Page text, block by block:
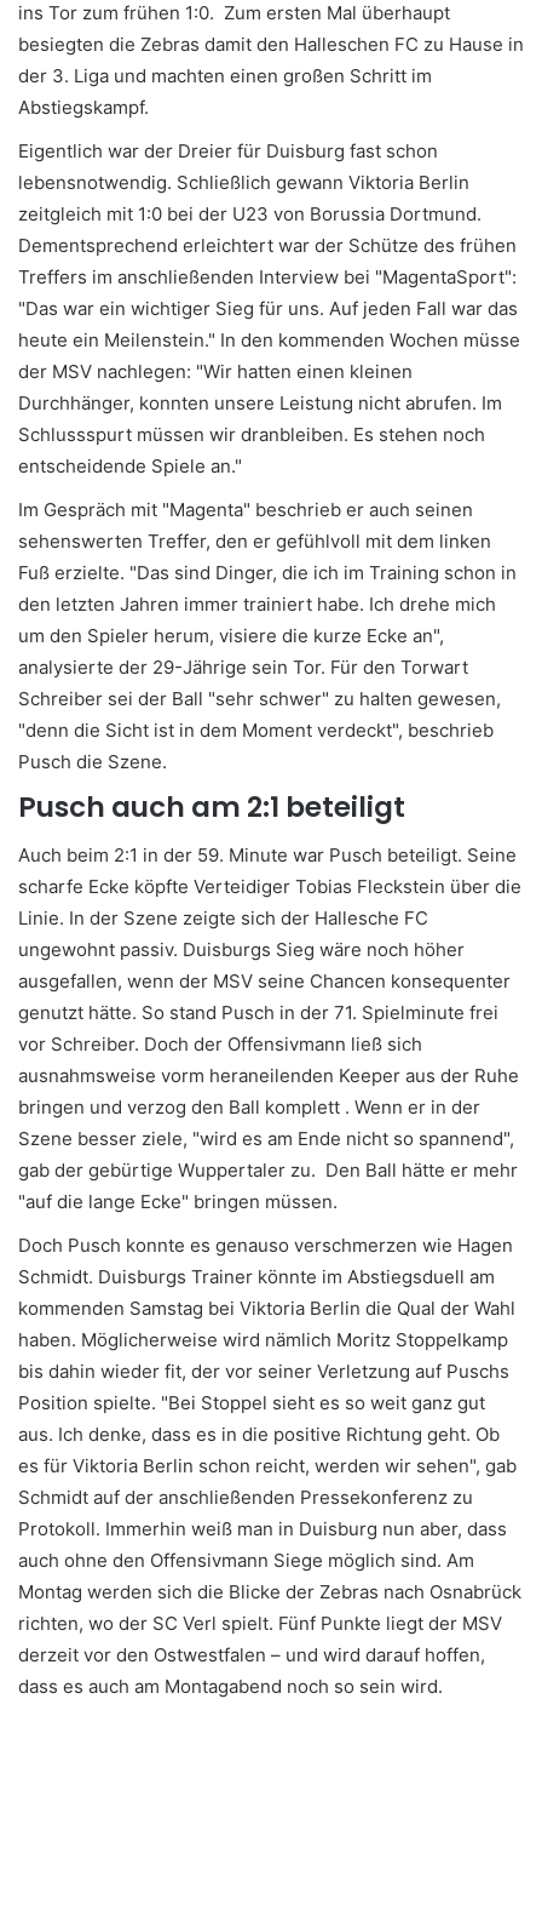
ins Tor zum frühen 1:0. Zum ersten Mal überhaupt
besiegten die Zebras damit den Halleschen FC zu Hause in
der 3. Liga und machten einen großen Schritt im
Abstiegskampf.
Eigentlich war der Dreier für Duisburg fast schon
lebensnotwendig. Schließlich gewann Viktoria Berlin
zeitgleich mit 1:0 bei der U23 von Borussia Dortmund.
Dementsprechend erleichtert war der Schütze des frühen
Treffers im anschließenden Interview bei "MagentaSport":
"Das war ein wichtiger Sieg für uns. Auf jeden Fall war das
heute ein Meilenstein." In den kommenden Wochen müsse
der MSV nachlegen: "Wir hatten einen kleinen
Durchhänger, konnten unsere Leistung nicht abrufen. Im
Schlussspurt müssen wir dranbleiben. Es stehen noch
entscheidende Spiele an."
Im Gespräch mit "Magenta" beschrieb er auch seinen
sehenswerten Treffer, den er gefühlvoll mit dem linken
Fuß erzielte. "Das sind Dinger, die ich im Training schon in
den letzten Jahren immer trainiert habe. Ich drehe mich
um den Spieler herum, visiere die kurze Ecke an",
analysierte der 29-Jährige sein Tor. Für den Torwart
Schreiber sei der Ball "sehr schwer" zu halten gewesen,
"denn die Sicht ist in dem Moment verdeckt", beschrieb
Pusch die Szene.
Pusch auch am 2:1 beteiligt
Auch beim 2:1 in der 59. Minute war Pusch beteiligt. Seine
scharfe Ecke köpfte Verteidiger Tobias Fleckstein über die
Linie. In der Szene zeigte sich der Hallesche FC
ungewohnt passiv. Duisburgs Sieg wäre noch höher
ausgefallen, wenn der MSV seine Chancen konsequenter
genutzt hätte. So stand Pusch in der 71. Spielminute frei
vor Schreiber. Doch der Offensivmann ließ sich
ausnahmsweise vorm heraneilenden Keeper aus der Ruhe
bringen und verzog den Ball komplett . Wenn er in der
Szene besser ziele, "wird es am Ende nicht so spannend",
gab der gebürtige Wuppertaler zu. Den Ball hätte er mehr
"auf die lange Ecke" bringen müssen.
Doch Pusch konnte es genauso verschmerzen wie Hagen
Schmidt. Duisburgs Trainer könnte im Abstiegsduell am
kommenden Samstag bei Viktoria Berlin die Qual der Wahl
haben. Möglicherweise wird nämlich Moritz Stoppelkamp
bis dahin wieder fit, der vor seiner Verletzung auf Puschs
Position spielte. "Bei Stoppel sieht es so weit ganz gut
aus. Ich denke, dass es in die positive Richtung geht. Ob
es für Viktoria Berlin schon reicht, werden wir sehen", gab
Schmidt auf der anschließenden Pressekonferenz zu
Protokoll. Immerhin weiß man in Duisburg nun aber, dass
auch ohne den Offensivmann Siege möglich sind. Am
Montag werden sich die Blicke der Zebras nach Osnabrück
richten, wo der SC Verl spielt. Fünf Punkte liegt der MSV
derzeit vor den Ostwestfalen – und wird darauf hoffen,
dass es auch am Montagabend noch so sein wird.